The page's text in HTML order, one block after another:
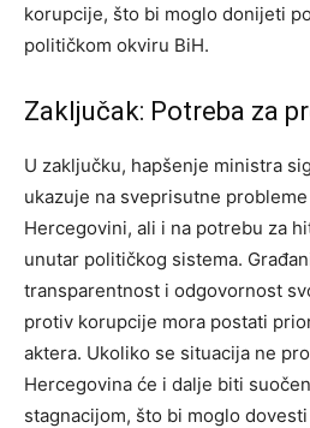
korupcije, što bi moglo donijeti
političkom okviru BiH.
Zaključak: Potreba za
U zaključku, hapšenje ministra
ukazuje na sveprisutne
Hercegovini, ali i na potrebu za
unutar političkog sistema.
transparentnost i odgovornost
protiv korupcije mora postati
aktera. Ukoliko se situacija ne
Hercegovina će i dalje biti
stagnacijom, što bi moglo